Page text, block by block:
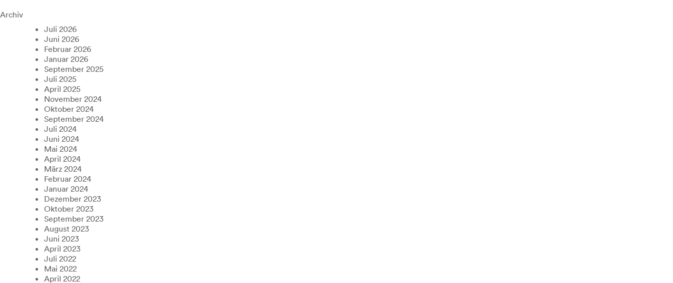
Archiv
Juli 2026
Juni 2026
Februar 2026
Januar 2026
September 2025
Juli 2025
April 2025
November 2024
Oktober 2024
September 2024
Juli 2024
Juni 2024
Mai 2024
April 2024
März 2024
Februar 2024
Januar 2024
Dezember 2023
Oktober 2023
September 2023
August 2023
Juni 2023
April 2023
Juli 2022
Mai 2022
April 2022